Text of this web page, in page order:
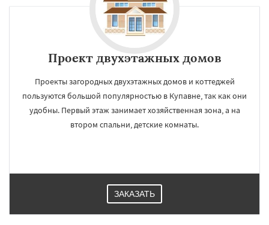
Проект двухэтажных домов
Проекты загородных двухэтажных домов и коттеджей
пользуются большой популярностью в Купавне, так как они
удобны. Первый этаж занимает хозяйственная зона, а на
втором спальни, детские комнаты.
ЗАКАЗАТЬ